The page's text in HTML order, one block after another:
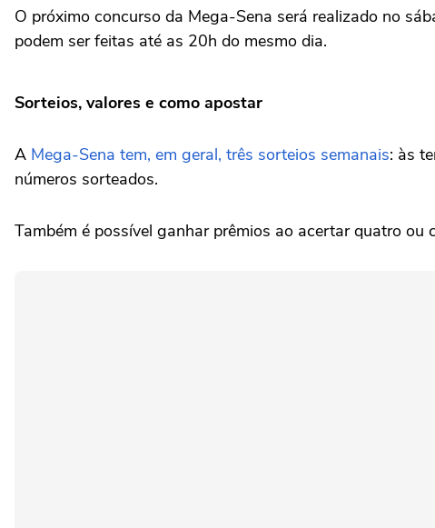
O próximo concurso da Mega-Sena será realizado no
podem ser feitas até as 20h do mesmo dia.
Sorteios, valores e como apostar
A Mega-Sena tem, em geral, três sorteios semanais: às
números sorteados.
Também é possível ganhar prêmios ao acertar quatro ou